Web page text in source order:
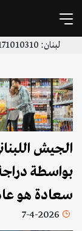
لبنان: 96171010310+ ديربورن: 13137751171+ | 13136996923+
الجيش
بواسطة
سعادة هو
7-4-2026